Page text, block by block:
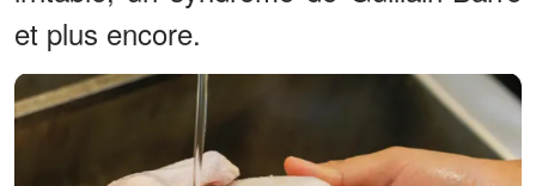
et plus encore.